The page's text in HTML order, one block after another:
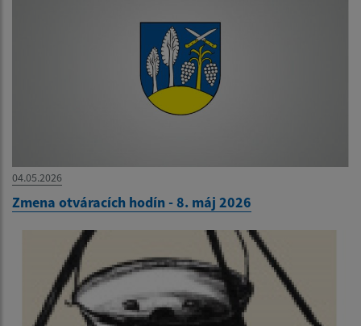
04.05.2026
Zmena otváracích hodín - 8. máj 2026